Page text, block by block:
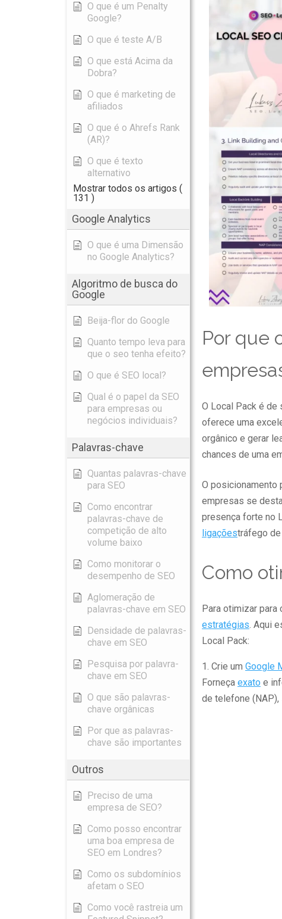
O que é um Penalty
Google?
O que é teste A/B
O que está Acima da
Dobra?
O que é marketing de
afiliados
O que é o Ahrefs Rank
(AR)?
O que é texto
alternativo
Mostrar todos os artigos (
131 )
Google Analytics
O que é uma Dimensão
no Google Analytics?
Algoritmo de busca do
Google
Beija-flor do Google
Quanto tempo leva para
que o seo tenha efeito?
O que é SEO local?
Qual é o papel da SEO
para empresas ou
negócios individuais?
Palavras-chave
Quantas palavras-chave
para SEO
Como encontrar
palavras-chave de
competição de alto
volume baixo
Como monitorar o
desempenho de SEO
Aglomeração de
palavras-chave em SEO
Densidade de palavras-
chave em SEO
Pesquisa por palavra-
chave em SEO
O que são palavras-
chave orgânicas
Por que as palavras-
chave são importantes
Outros
Preciso de uma
empresa de SEO?
Como posso encontrar
uma boa empresa de
SEO em Londres?
Como os subdomínios
afetam o SEO
Como você rastreia um
Por que
O Local Pack é de
oferece uma
orgânico e gerar
chances de uma
O posicionamento
empresas se
presença forte no
ligaçõestráfego
Como
Para otimizar
estratégias. Aqui
Local Pack:
1. Crie um Google
Forneça exato e
de telefone (NAP),